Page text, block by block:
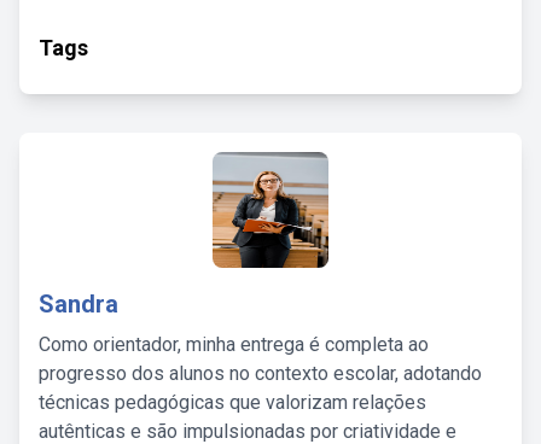
Tags
Sandra
Como orientador, minha entrega é completa ao
progresso dos alunos no contexto escolar, adotando
técnicas pedagógicas que valorizam relações
autênticas e são impulsionadas por criatividade e